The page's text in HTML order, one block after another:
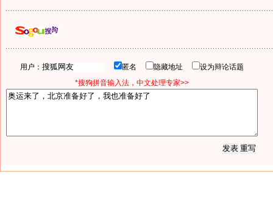
用户： 匿名 隐藏地址
设为辩论话题
*搜狗拼音输入法，中文处理专家>>